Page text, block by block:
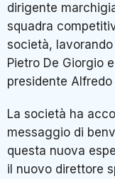
dirigente
squadra
società,
Pietro De Giorgio
presidente Alfredo
La società ha
messaggio di
questa nuova
il nuovo direttore